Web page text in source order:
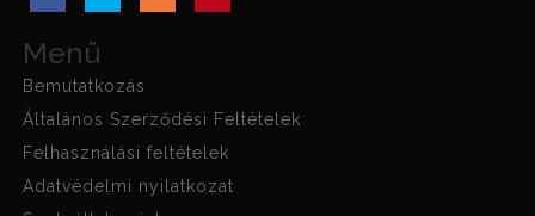
Menü
Bemutatkozás
Általános Szerződési Feltételek
Felhasználási feltételek
Adatvédelmi nyilatkozat